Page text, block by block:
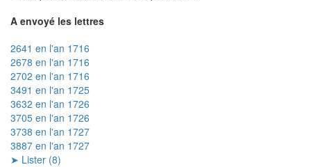
A envoyé les lettres
2641 en l'an 1716
2678 en l'an 1716
2702 en l'an 1716
3491 en l'an 1725
3632 en l'an 1726
3705 en l'an 1726
3738 en l'an 1727
3887 en l'an 1727
➤ Lister (8)